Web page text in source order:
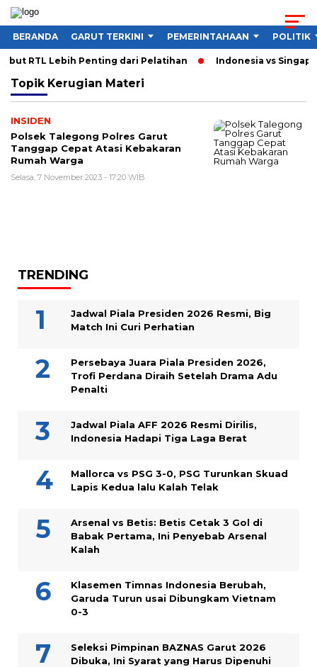
BERANDA GARUT TERKINI PEMERINTAHAAN POLITIK
RTL Lebih Penting dari Pelatihan Indonesia vs
Topik Kerugian Materi
INSIDEN
Polsek Talegong Polres Garut
Tanggap Cepat Atasi Kebakaran
Rumah Warga
Selasa, 7 November 2023 - 17:20 WIB
TRENDING
Jadwal Piala Presiden 2026 Resmi, Big
Match Ini Curi Perhatian
Persebaya Juara Piala Presiden 2026,
Trofi Perdana Diraih Setelah Drama Adu
Penalti
Jadwal Piala AFF 2026 Resmi Dirilis,
Indonesia Hadapi Tiga Laga Berat
Mallorca vs PSG 3-0, PSG Turunkan Skuad
Lapis Kedua lalu Kalah Telak
Arsenal vs Betis: Betis Cetak 3 Gol di
Babak Pertama, Ini Penyebab Arsenal
Kalah
Klasemen Timnas Indonesia Berubah,
Garuda Turun usai Dibungkam Vietnam
0-3
Seleksi Pimpinan BAZNAS Garut 2026
Dibuka, Ini Syarat yang Harus Dipenuhi